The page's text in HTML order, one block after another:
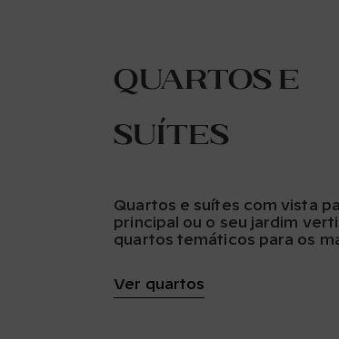
Quartos e
suítes
Quartos e suítes com vista
principal ou o seu jardim
quartos temáticos para os
Ver quartos